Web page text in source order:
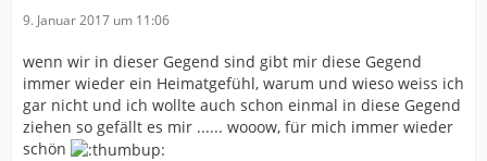
9. Januar 2017 um 11:06
wenn wir in dieser Gegend sind gibt mir diese Gegend
immer wieder ein Heimatgefühl, warum und wieso weiss ich
gar nicht und ich wollte auch schon einmal in diese Gegend
ziehen so gefällt es mir ...... wooow, für mich immer wieder
schön